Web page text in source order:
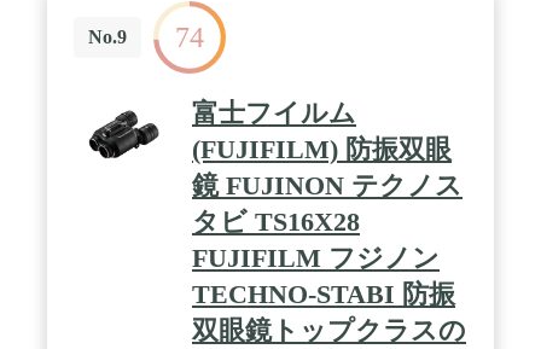
界:6.5° 1000ｍ先の視界:112ｍ 本体重量:146ｇ【付属
品】ケース あなたの見たい！を叶えます。 オペラ
グラス コンサート用
No.9 74
富士フイルム
(FUJIFILM) 防振双眼
鏡 FUJINON テクノス
タビ TS16X28
FUJIFILM フジノン
TECHNO-STABI 防振
双眼鏡トップクラスの